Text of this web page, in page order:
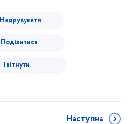
Надрукувати
Поділитися
Твітнути
Наступна